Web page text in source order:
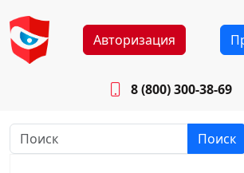
Авторизация
8 (800) 300-38-69
Будни: 8.30 - 17.00
Поиск